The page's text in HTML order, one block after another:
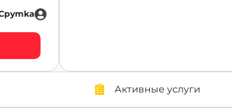
Активные услуги